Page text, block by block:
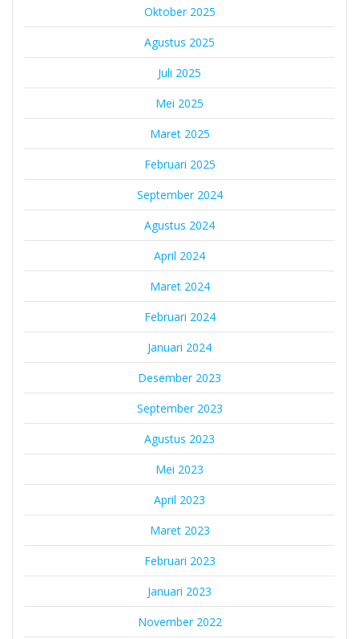
Oktober 2025
Agustus 2025
Juli 2025
Mei 2025
Maret 2025
Februari 2025
September 2024
Agustus 2024
April 2024
Maret 2024
Februari 2024
Januari 2024
Desember 2023
September 2023
Agustus 2023
Mei 2023
April 2023
Maret 2023
Februari 2023
Januari 2023
November 2022